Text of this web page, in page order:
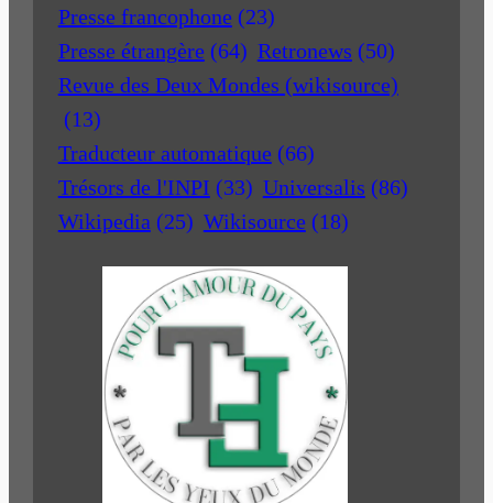
Presse francophone (23)
Presse étrangère (64) Retronews (50)
Revue des Deux Mondes (wikisource)
(13)
Traducteur automatique (66)
Trésors de l'INPI (33) Universalis (86)
Wikipedia (25) Wikisource (18)